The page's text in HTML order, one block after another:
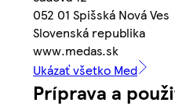
052 01 Spišská Nová Ves
Slovenská republika
www.medas.sk
Ukázať všetko Med
Príprava a